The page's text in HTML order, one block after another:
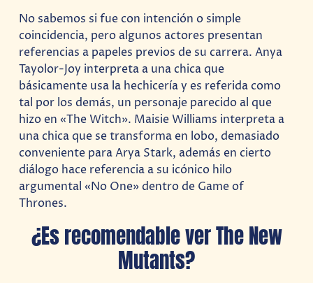
No sabemos si fue con intención o simple
coincidencia, pero algunos actores presentan
referencias a papeles previos de su carrera. Anya
Tayolor-Joy interpreta a una chica que
básicamente usa la hechicería y es referida como
tal por los demás, un personaje parecido al que
hizo en «The Witch». Maisie Williams interpreta a
una chica que se transforma en lobo, demasiado
conveniente para Arya Stark, además en cierto
diálogo hace referencia a su icónico hilo
argumental «No One» dentro de Game of
Thrones.
¿Es recomendable ver The New
Mutants?